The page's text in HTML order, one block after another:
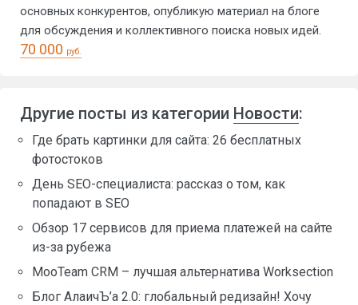
основных конкурентов, опубликую материал на блоге
для обсуждения и коллективного поиска новых идей.
70 000 руб.
Другие посты из категории Новости:
Где брать картинки для сайта: 26 бесплатных
фотостоков
День SEO-специалиста: рассказ о том, как
попадают в SEO
Обзор 17 сервисов для приема платежей на сайте
из-за рубежа
MooTeam CRM – лучшая альтернатива Worksection
Блог АлаичЪ’а 2.0: глобальный редизайн! Хочу